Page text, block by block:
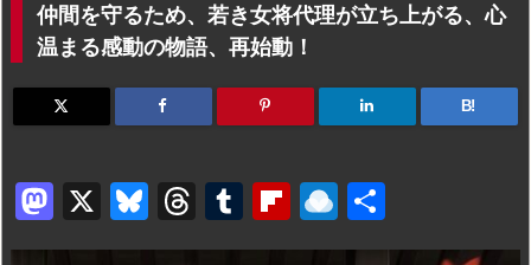
仲間を守るため、若き女将代理が立ち上がる、心
温まる感動の物語、再始動！
B!
M
a
X
Bl
u
T
hr
T
u
Fl
ip
R
ai 有